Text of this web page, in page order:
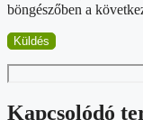
böngészőben a
Kapcsolódó